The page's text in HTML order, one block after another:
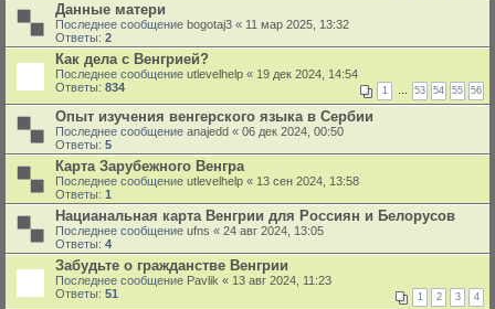
Данные матери
Последнее сообщение bogotaj3 « 11 мар 2025, 13:32
Ответы: 2
Как дела с Венгрией?
Последнее сообщение utlevelhelp « 19 дек 2024, 14:54
Ответы: 834 1 … 53 54 55 56
Опыт изучения венгерского языка в Сербии
Последнее сообщение anajedd « 06 дек 2024, 00:50
Ответы: 5
Карта Зарубежного Венгра
Последнее сообщение utlevelhelp « 13 сен 2024, 13:58
Ответы: 1
Нацианальная карта Венгрии для Россиян и Белорусов
Последнее сообщение ufns « 24 авг 2024, 13:05
Ответы: 4
Забудьте о гражданстве Венгрии
Последнее сообщение Pavlik « 13 авг 2024, 11:23
Ответы: 51 1 2 3 4